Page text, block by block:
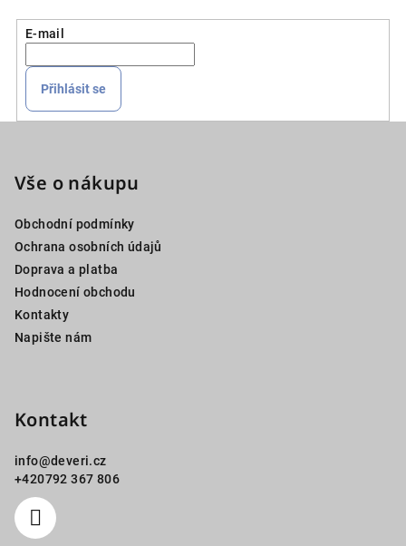
E-mail
Přihlásit se
Vše o nákupu
Obchodní podmínky
Ochrana osobních údajů
Doprava a platba
Hodnocení obchodu
Kontakty
Napište nám
Kontakt
info@deveri.cz
+420792 367 806